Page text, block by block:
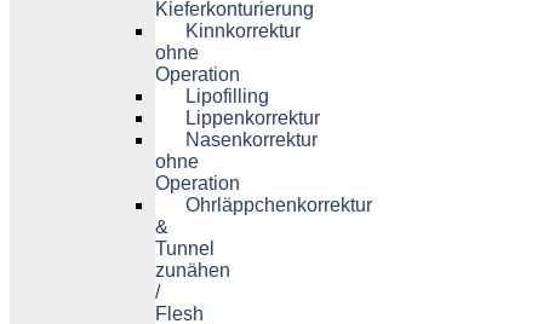
Kieferkonturierung
Kinnkorrektur
ohne
Operation
Lipofilling
Lippenkorrektur
Nasenkorrektur
ohne
Operation
Ohrläppchenkorrektur
&
Tunnel
zunähen
/
Flesh